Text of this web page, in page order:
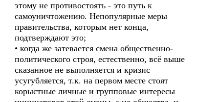
этому не противостоять - это путь к
самоуничтожению. Непопулярные меры
правительства, которым нет конца,
подтверждают это;
• когда же затевается смена общественно-
политического строя, естественно, всё выше
сказанное не выполняется и кризис
усугубляется, т.к. на первом месте стоят
корыстные личные и групповые интересы